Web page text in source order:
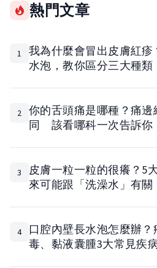
熱門文章
1
我為什麼會冒出皮膚紅
水泡，教你區分三大種類
2
你的舌頭痛是哪種？痛
同 該看哪科一次告訴你
3
皮膚一粒一粒的很癢？
來可能跟「洗澡水」有關
4
口腔內壁長水泡怎麼辦
毒、黏液囊腫3大常見疾